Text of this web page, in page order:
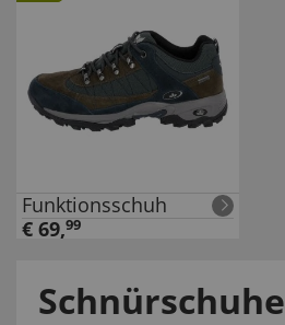
Funktionsschuh
€ 69,99
Schnürschuhe